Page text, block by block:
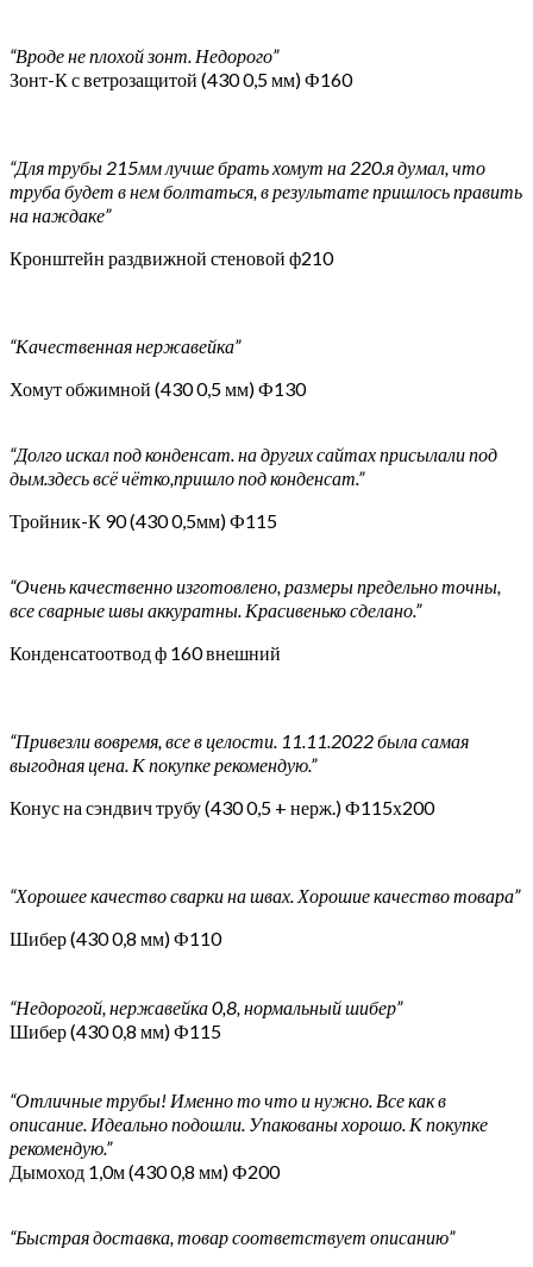
“Вроде не плохой зонт. Недорого”
Зонт-К с ветрозащитой (430 0,5 мм) Ф160
“Для трубы 215мм лучше брать хомут на 220.я думал, что
труба будет в нем болтаться, в результате пришлось править
на наждаке”
Кронштейн раздвижной стеновой ф210
“Качественная нержавейка”
Хомут обжимной (430 0,5 мм) Ф130
“Долго искал под конденсат. на других сайтах присылали под
дым.здесь всё чётко,пришло под конденсат.”
Тройник-К 90 (430 0,5мм) Ф115
“Очень качественно изготовлено, размеры предельно точны,
все сварные швы аккуратны. Красивенько сделано.”
Конденсатоотвод ф 160 внешний
“Привезли вовремя, все в целости. 11.11.2022 была самая
выгодная цена. К покупке рекомендую.”
Конус на сэндвич трубу (430 0,5 + нерж.) Ф115х200
“Хорошее качество сварки на швах. Хорошие качество товара”
Шибер (430 0,8 мм) Ф110
“Недорогой, нержавейка 0,8, нормальный шибер”
Шибер (430 0,8 мм) Ф115
“Отличные трубы! Именно то что и нужно. Все как в
описание. Идеально подошли. Упакованы хорошо. К покупке
рекомендую.”
Дымоход 1,0м (430 0,8 мм) Ф200
“Быстрая доставка, товар соответствует описанию”